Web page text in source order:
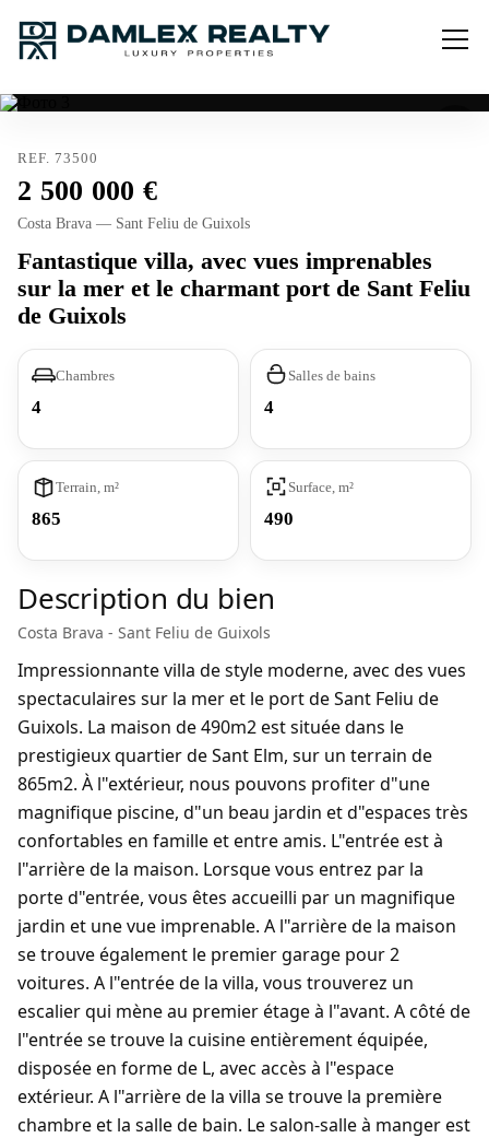
REF. 73500
2 500 000
Costa Brava — Sant Feliu de Guixols
Fantastique villa, avec vues imprenables
sur la mer et le charmant port de Sant Feliu
de Guixols
Chambres
4
Salles de bains
4
Terrain, m²
865
Surface, m²
490
Description du bien
Costa Brava - Sant Feliu de Guixols
Impressionnante villa de style moderne, avec des vues
spectaculaires sur la mer et le port de Sant Feliu de
Guixols. La maison de 490m2 est située dans le
prestigieux quartier de Sant Elm, sur un terrain de
865m2. À l"extérieur, nous pouvons profiter d"une
magnifique piscine, d"un beau jardin et d"espaces très
confortables en famille et entre amis. L"entrée est à
l"arrière de la maison. Lorsque vous entrez par la
porte d"entrée, vous êtes accueilli par un magnifique
jardin et une vue imprenable. A l"arrière de la maison
se trouve également le premier garage pour 2
voitures. A l"entrée de la villa, vous trouverez un
escalier qui mène au premier étage à l"avant. A côté de
l"entrée se trouve la cuisine entièrement équipée,
disposée en forme de L, avec accès à l"espace
extérieur. A l"arrière de la villa se trouve la première
chambre et la salle de bain. Le salon-salle à manger est